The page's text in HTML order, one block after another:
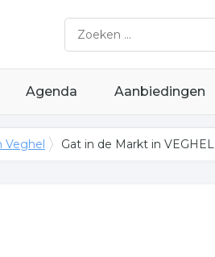
Agenda Aanbiedingen
Veghel Gat in de Markt in VEGHEL